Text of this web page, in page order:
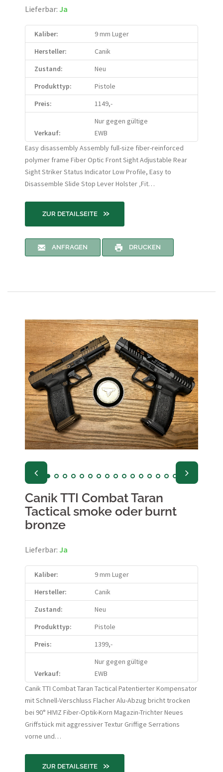
Lieferbar: Ja
Kaliber:
9 mm Luger
Hersteller:
Canik
Zustand:
Neu
Produkttyp:
Pistole
Preis:
1149,-
Verkauf:
Nur gegen gültige
EWB
Easy disassembly Assembly full-size fiber-reinforced
polymer frame Fiber Optic Front Sight Adjustable Rear
Sight Striker Status Indicator Low Profile, Easy to
Disassemble Slide Stop Lever Holster ‚Fit…
ZUR DETAILSEITE »
ANFRAGEN DRUCKEN
Canik TTI Combat Taran
Tactical smoke oder burnt
bronze
Lieferbar: Ja
Kaliber:
9 mm Luger
Hersteller:
Canik
Zustand:
Neu
Produkttyp:
Pistole
Preis:
1399,-
Verkauf:
Nur gegen gültige
EWB
Canik TTI Combat Taran Tactical Patentierter Kompensator
mit Schnell-Verschluss Flacher Alu-Abzug bricht trocken
bei 90° HIVIZ Fiber-Optik-Korn Magazin-Trichter Neues
Griffstück mit aggressiver Textur Griffige Serrations
vorne und…
ZUR DETAILSEITE »